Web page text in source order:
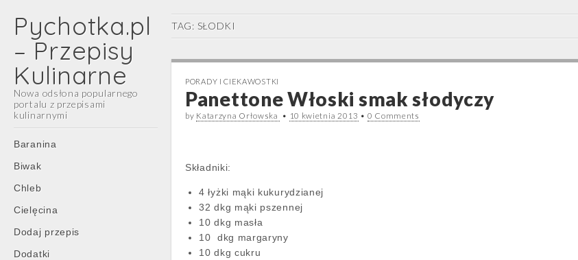
Pychotka.pl
– Przepisy
Kulinarne
Nowa odsłona popularnego
portalu z przepisami
kulinarnymi
Main
menu
Skip
content
Baranina
Biwak
Chleb
Cielęcina
Dodaj przepis
Dodatki
TAG: SŁODKI
PORADY I CIEKAWOSTKI
Panettone Włoski smak słodyczy
by Katarzyna Orłowska • 10 kwietnia 2013 • 0 Comments
Składniki:
4 łyżki mąki kukurydzianej
32 dkg mąki pszennej
10 dkg masła
10 dkg margaryny
10 dkg cukru